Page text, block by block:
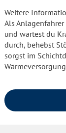
Weitere
Als
und wartest du
durch, behebst
sorgst im